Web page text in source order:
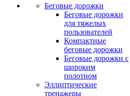
Беговые дорожки
Беговые дорожки
для тяжелых
пользователей
Компактные
беговые дорожки
Беговые дорожки с
широким
полотном
Эллиптические
тренажеры